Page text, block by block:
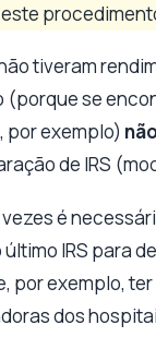
este
tiveram
(porque se
por exemplo)
de IRS
é
IRS para
por exemplo,
dos